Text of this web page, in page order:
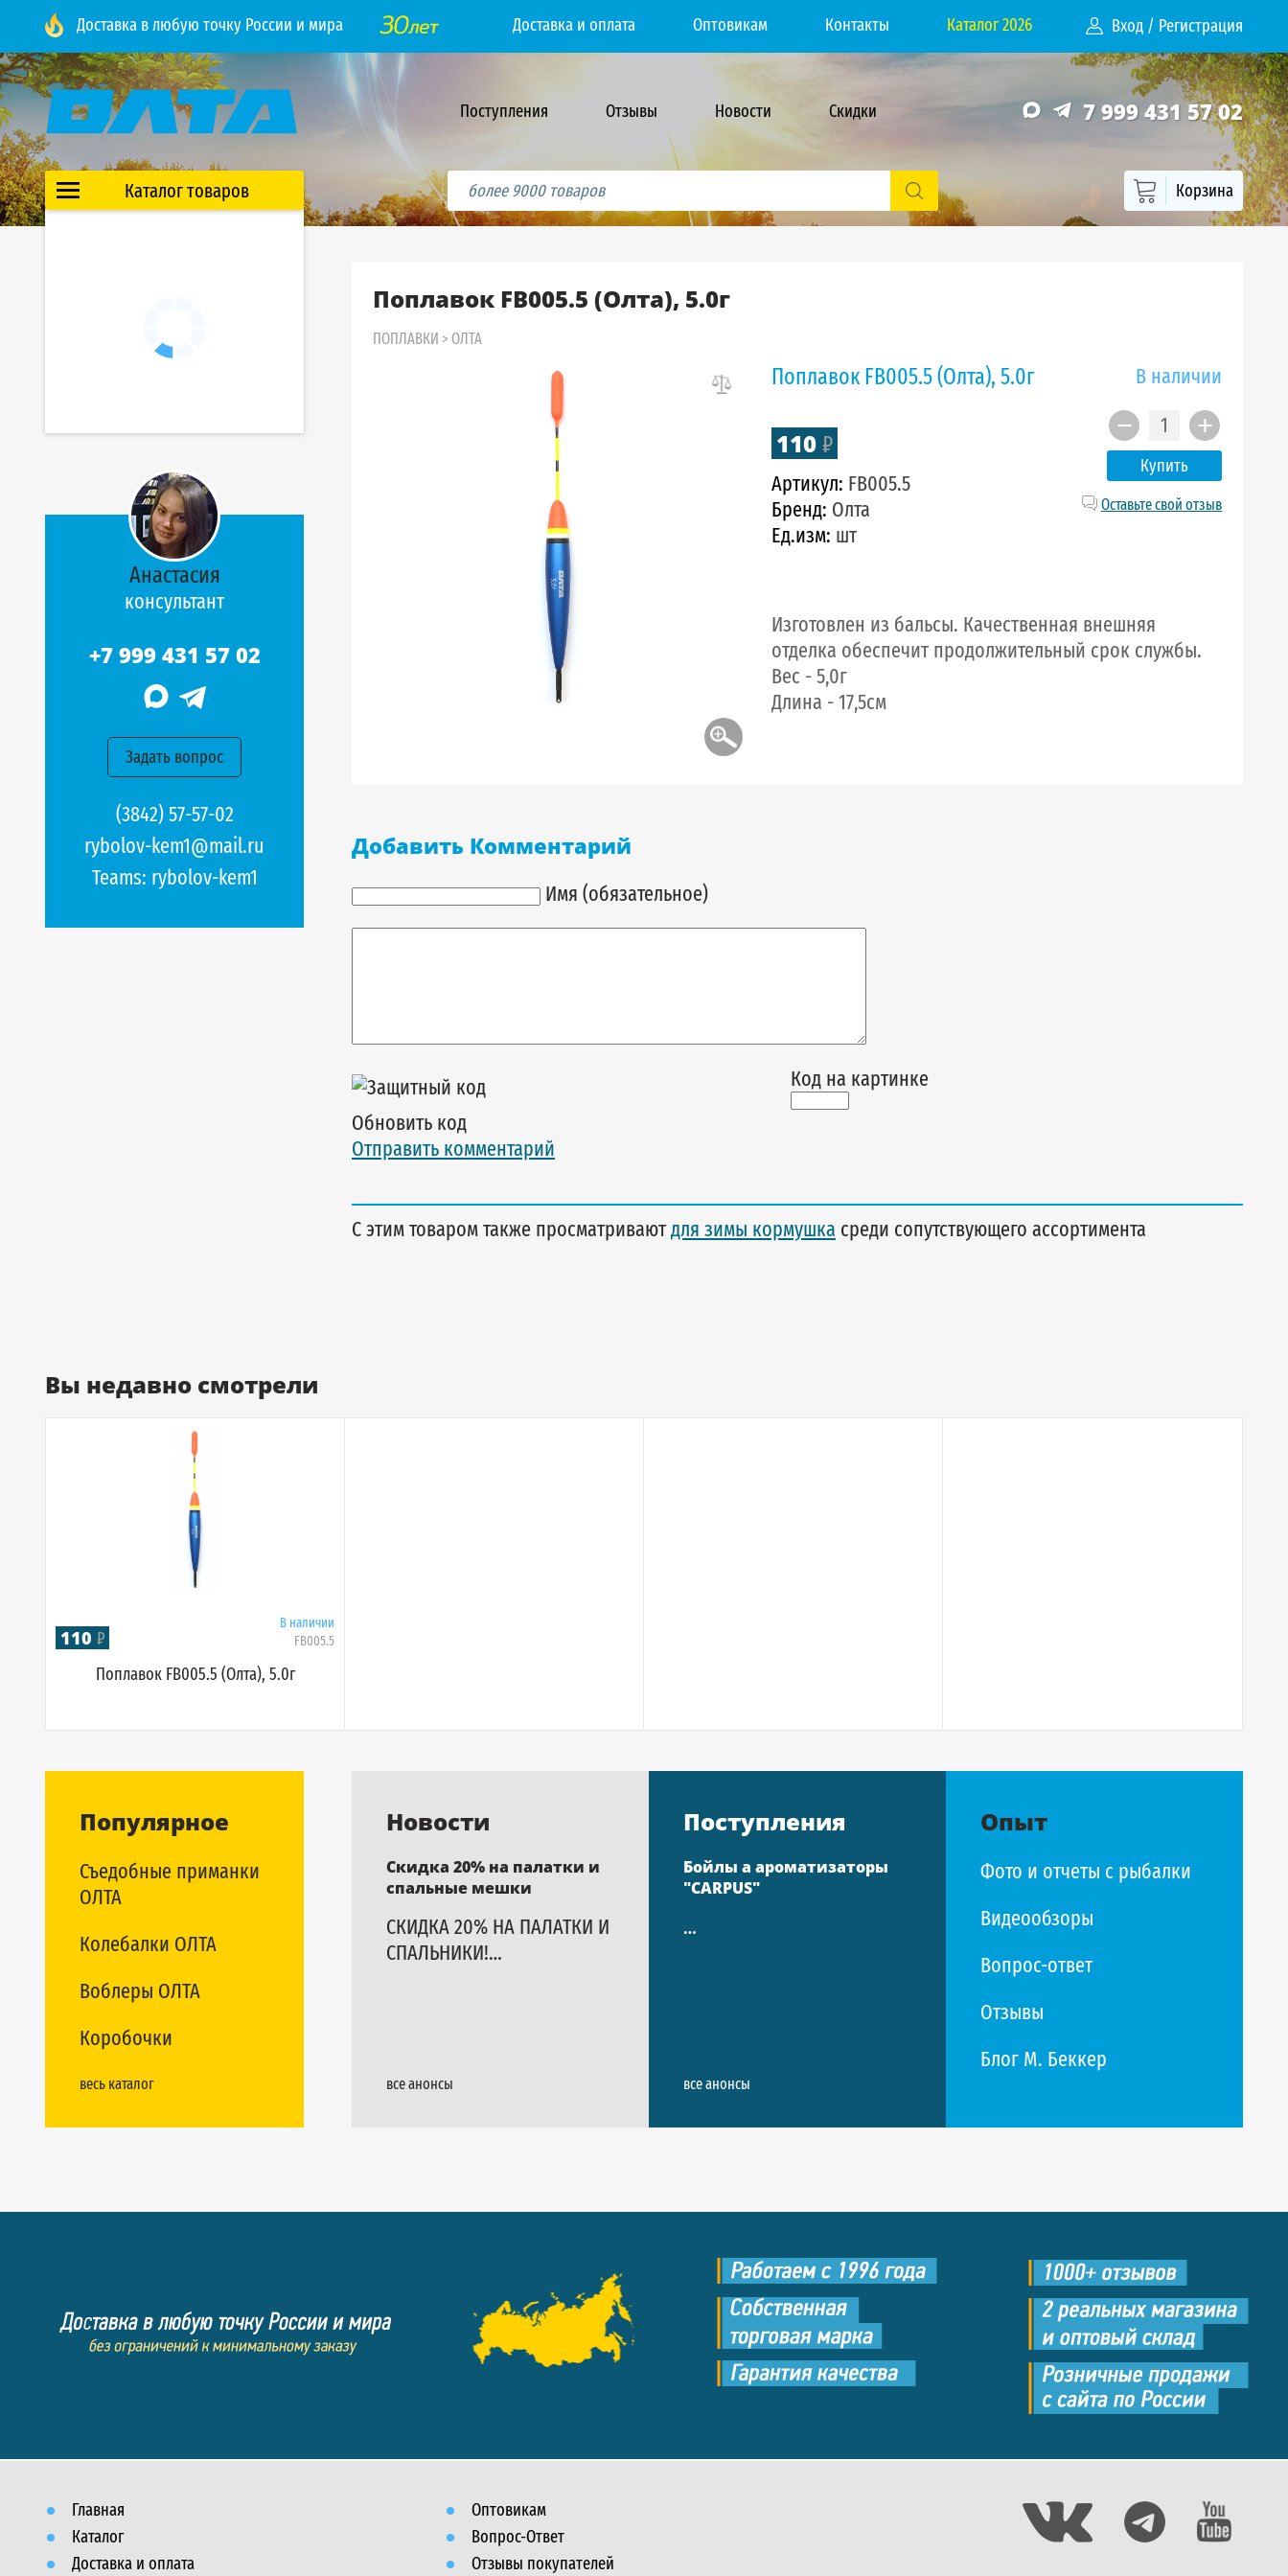
Доставка в любую точку России и мира Доставка и оплата Оптовикам Контакты Каталог 2026 Вход / Регистрация
Поступления Отзывы Новости Скидки 7 999 431 57 02
Каталог товаров Корзина
Анастасия
консультант
+7 999 431 57 02
Задать вопрос
(3842) 57-57-02
rybolov-kem1@mail.ru
Teams: rybolov-kem1
Поплавок FB005.5 (Олта), 5.0г
ПОПЛАВКИ > ОЛТА
В наличии
Купить
Поплавок FB005.5 (Олта), 5.0г
110 ₽
Оставьте свой отзыв
Артикул: FB005.5
Бренд: Олта
Ед.изм: шт
Изготовлен из бальсы. Качественная внешняя
отделка обеспечит продолжительный срок службы.
Вес - 5,0г
Длина - 17,5см
Добавить Комментарий
Имя (обязательное)
Код на картинке
Обновить код
Отправить комментарий
С этим товаром также просматриваютдля зимы кормушка среди сопутствующего ассортимента
Вы недавно смотрели
110 ₽
В наличии
FB005.5
Поплавок FB005.5 (Олта), 5.0г
Популярное
Съедобные приманки
ОЛТА
Колебалки ОЛТА
Воблеры ОЛТА
Коробочки
весь каталог
Новости
Скидка 20% на палатки и
спальные мешки
СКИДКА 20% НА ПАЛАТКИ И
СПАЛЬНИКИ!…
все анонсы
Поступления
Бойлы а ароматизаторы
"CARPUS"
…
все анонсы
Опыт
Фото и отчеты с рыбалки
Видеообзоры
Вопрос-ответ
Отзывы
Блог М. Беккер
Главная
Каталог
Доставка и оплата
Оптовикам
Вопрос-Ответ
Отзывы покупателей